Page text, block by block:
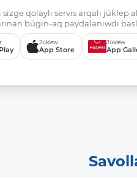
sizge qolaylı servis arqalı júklep
búgin-aq paydalanıwdı
Júklew
App Store
Júklew
App